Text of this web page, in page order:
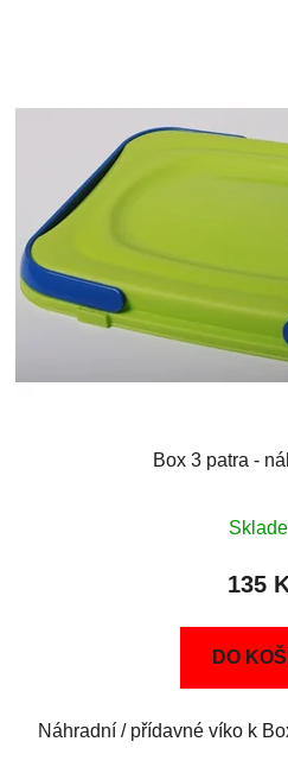
Box 3 patra -
135
DO
Náhradní / přídavné víko k